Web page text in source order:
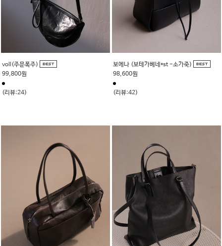
voll(주문폭주)
99,800원
(리뷰:24)
보에나 (보테가베네*st -소가죽)
98,600원
(리뷰:42)